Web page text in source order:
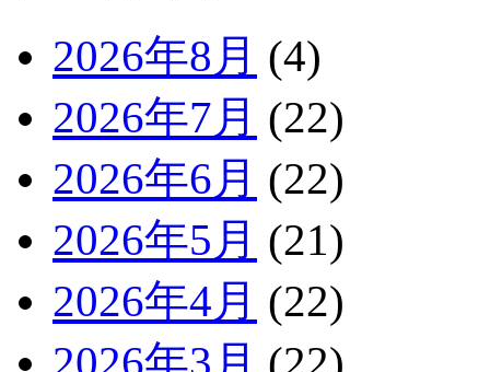
2026年8月 (4)
2026年7月 (22)
2026年6月 (22)
2026年5月 (21)
2026年4月 (22)